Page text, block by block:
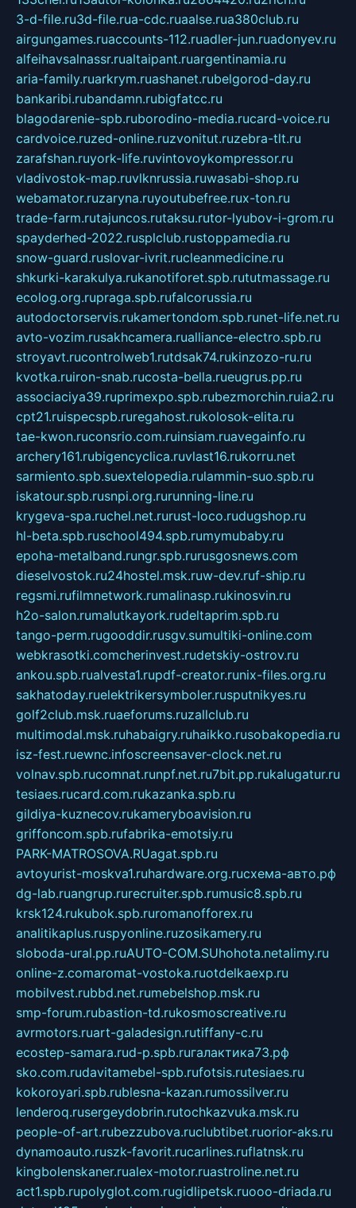
3-d-file.ru3d-file.rua-cdc.ruaalse.rua380club.ru
airgungames.ruaccounts-112.ruadler-jun.ruadonyev.ru
alfeihavsalnassr.rualtaipant.ruargentinamia.ru
aria-family.ruarkrym.ruashanet.rubelgorod-day.ru
bankaribi.rubandamn.rubigfatcc.ru
blagodarenie-spb.ruborodino-media.rucard-voice.ru
cardvoice.ruzed-online.ruzvonitut.ruzebra-tlt.ru
zarafshan.ruyork-life.ruvintovoykompressor.ru
vladivostok-map.ruvlknrussia.ruwasabi-shop.ru
webamator.ruzaryna.ruyoutubefree.rux-ton.ru
trade-farm.rutajuncos.rutaksu.rutor-lyubov-i-grom.ru
spayderhed-2022.rusplclub.rustoppamedia.ru
snow-guard.ruslovar-ivrit.rucleanmedicine.ru
shkurki-karakulya.rukanotiforet.spb.rututmassage.ru
ecolog.org.rupraga.spb.rufalcorussia.ru
autodoctorservis.rukamertondom.spb.runet-life.net.ru
avto-vozim.rusakhcamera.rualliance-electro.spb.ru
stroyavt.rucontrolweb1.rutdsak74.rukinzozo-ru.ru
kvotka.ruiron-snab.rucosta-bella.rueugrus.pp.ru
associaciya39.ruprimexpo.spb.rubezmorchin.ruia2.ru
cpt21.ruispecspb.ruregahost.rukolosok-elita.ru
tae-kwon.ruconsrio.com.ruinsiam.ruavegainfo.ru
archery161.rubigencyclica.ruvlast16.rukorru.net
sarmiento.spb.suextelopedia.rulammin-suo.spb.ru
iskatour.spb.rusnpi.org.rurunning-line.ru
krygeva-spa.ruchel.net.rurust-loco.rudugshop.ru
hl-beta.spb.ruschool494.spb.rumymubaby.ru
epoha-metalband.rungr.spb.rurusgosnews.com
dieselvostok.ru24hostel.msk.ruw-dev.ruf-ship.ru
regsmi.rufilmnetwork.rumalinasp.rukinosvin.ru
h2o-salon.rumalutkayork.rudeltaprim.spb.ru
tango-perm.rugooddir.rusgv.sumultiki-online.com
webkrasotki.comcherinvest.rudetskiy-ostrov.ru
ankou.spb.rualvesta1.rupdf-creator.runix-files.org.ru
sakhatoday.ruelektrikersymboler.rusputnikyes.ru
golf2club.msk.ruaeforums.ruzallclub.ru
multimodal.msk.ruhabaigry.ruhaikko.rusobakopedia.ru
isz-fest.ruewnc.infoscreensaver-clock.net.ru
volnav.spb.rucomnat.runpf.net.ru7bit.pp.rukalugatur.ru
tesiaes.rucard.com.rukazanka.spb.ru
gildiya-kuznecov.rukameryboavision.ru
griffoncom.spb.rufabrika-emotsiy.ru
PARK-MATROSOVA.RUagat.spb.ru
avtoyurist-moskva1.ruhardware.org.ruсхема-авто.рф
dg-lab.ruangrup.rurecruiter.spb.rumusic8.spb.ru
krsk124.rukubok.spb.ruromanofforex.ru
analitikaplus.ruspyonline.ruzosikamery.ru
sloboda-ural.pp.ruAUTO-COM.SUhohota.netalimy.ru
online-z.comaromat-vostoka.ruotdelkaexp.ru
mobilvest.rubbd.net.rumebelshop.msk.ru
smp-forum.rubastion-td.rukosmoscreative.ru
avrmotors.ruart-galadesign.rutiffany-c.ru
ecostep-samara.rud-p.spb.ruгалактика73.рф
sko.com.rudavitamebel-spb.rufotsis.rutesiaes.ru
kokoroyari.spb.rublesna-kazan.rumossilver.ru
lenderoq.rusergeydobrin.rutochkazvuka.msk.ru
people-of-art.rubezzubova.ruclubtibet.ruorior-aks.ru
dynamoauto.ruszk-favorit.rucarlines.ruflatnsk.ru
kingbolenskaner.rualex-motor.ruastroline.net.ru
act1.spb.rupolyglot.com.rugidlipetsk.ruooo-driada.ru